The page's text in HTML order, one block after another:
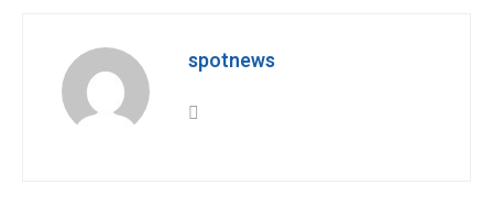
s
A
p
b
o
o
gr
a
m
e
spotnews